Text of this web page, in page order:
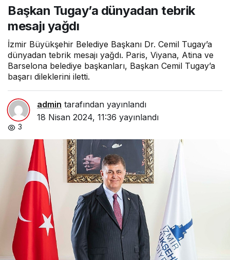
yağdı
Başkan Tugay’a dünyadan tebrik
mesajı yağdı
İzmir Büyükşehir Belediye Başkanı Dr. Cemil Tugay’a
dünyadan tebrik mesajı yağdı. Paris, Viyana, Atina ve
Barselona belediye başkanları, Başkan Cemil Tugay’a
başarı dileklerini iletti.
admin tarafından yayınlandı
18 Nisan 2024, 11:36 yayınlandı
3